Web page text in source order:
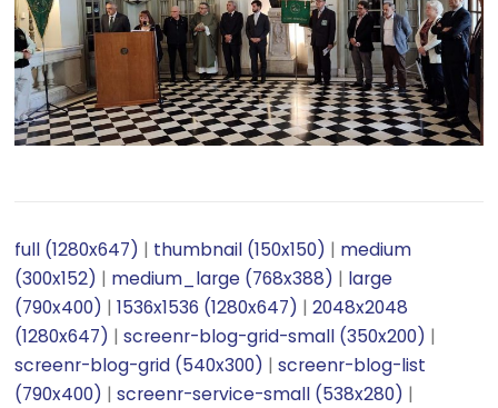
full (1280x647) | thumbnail (150x150) | medium
(300x152) | medium_large (768x388) | large
(790x400) |1536x1536 (1280x647) |2048x2048
(1280x647) |screenr-blog-grid-small (350x200) |
screenr-blog-grid (540x300) |screenr-blog-list
(790x400) |screenr-service-small (538x280) |